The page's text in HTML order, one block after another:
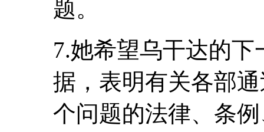
题。
7.她希望乌干达的
据，表明有关各部
个问题的法律、条